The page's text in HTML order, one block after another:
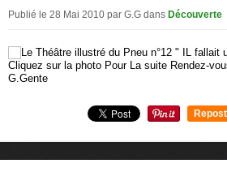
Publié le 28 Mai 2010 par G.G dans Découverte
Cliquez sur la photo Pour La suite Rendez-
G.Gente
Repost